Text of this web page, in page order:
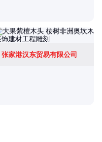
张家港汉东贸易有限公司